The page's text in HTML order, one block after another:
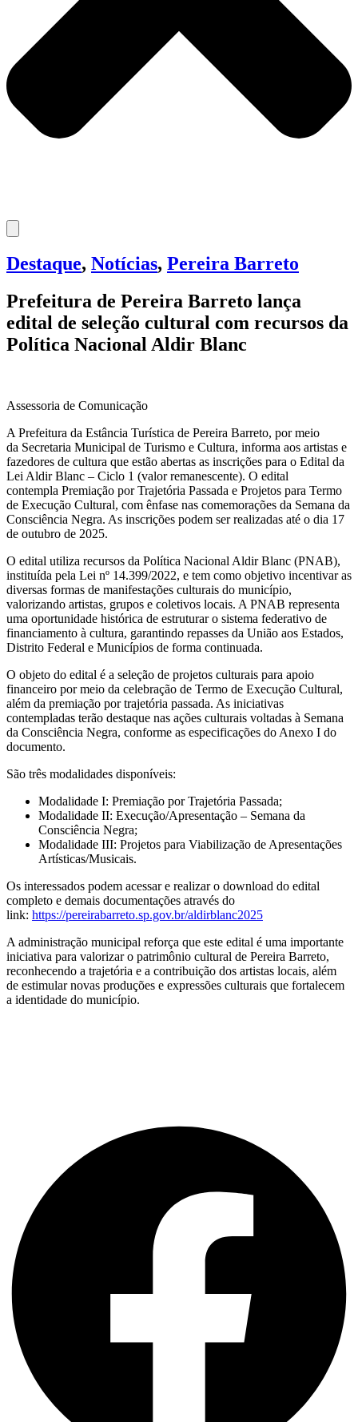
Destaque, Notícias, Pereira Barreto
Prefeitura de Pereira Barreto lança
edital de seleção cultural com recursos da
Política Nacional Aldir Blanc
Assessoria de Comunicação
A Prefeitura da Estância Turística de Pereira Barreto, por meio
da Secretaria Municipal de Turismo e Cultura, informa aos artistas e
fazedores de cultura que estão abertas as inscrições para o Edital da
Lei Aldir Blanc – Ciclo 1 (valor remanescente). O edital
contempla Premiação por Trajetória Passada e Projetos para Termo
de Execução Cultural, com ênfase nas comemorações da Semana da
Consciência Negra. As inscrições podem ser realizadas até o dia 17
de outubro de 2025.
O edital utiliza recursos da Política Nacional Aldir Blanc (PNAB),
instituída pela Lei nº 14.399/2022, e tem como objetivo incentivar as
diversas formas de manifestações culturais do município,
valorizando artistas, grupos e coletivos locais. A PNAB representa
uma oportunidade histórica de estruturar o sistema federativo de
financiamento à cultura, garantindo repasses da União aos Estados,
Distrito Federal e Municípios de forma continuada.
O objeto do edital é a seleção de projetos culturais para apoio
financeiro por meio da celebração de Termo de Execução Cultural,
além da premiação por trajetória passada. As iniciativas
contempladas terão destaque nas ações culturais voltadas à Semana
da Consciência Negra, conforme as especificações do Anexo I do
documento.
São três modalidades disponíveis:
Modalidade I: Premiação por Trajetória Passada;
Modalidade II: Execução/Apresentação – Semana da
Consciência Negra;
Modalidade III: Projetos para Viabilização de Apresentações
Artísticas/Musicais.
Os interessados podem acessar e realizar o download do edital
completo e demais documentações através do
link: https://pereirabarreto.sp.gov.br/aldirblanc2025
A administração municipal reforça que este edital é uma importante
iniciativa para valorizar o patrimônio cultural de Pereira Barreto,
reconhecendo a trajetória e a contribuição dos artistas locais, além
de estimular novas produções e expressões culturais que fortalecem
a identidade do município.